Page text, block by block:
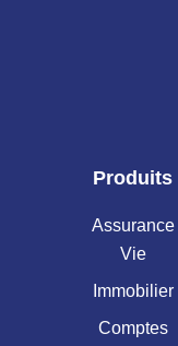
Produits
Assurance
Vie
Immobilier
Comptes